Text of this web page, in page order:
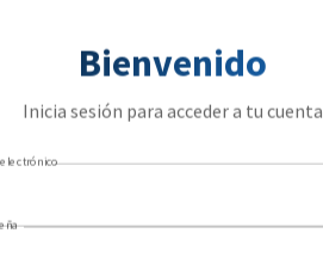
Bienvenido
Inicia sesión para acceder a tu cuenta